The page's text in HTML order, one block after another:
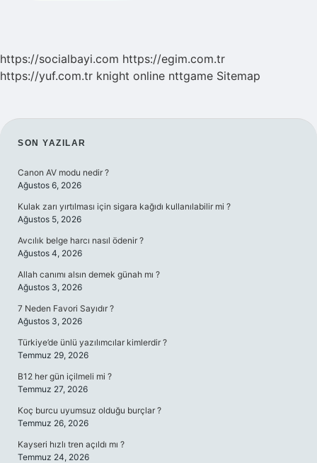
https://socialbayi.com https://egim.com.tr
https://yuf.com.tr knight online nttgame Sitemap
SIDEBAR
SON YAZILAR
Canon AV modu nedir ?
Ağustos 6, 2026
Kulak zarı yırtılması için sigara kağıdı kullanılabilir mi ?
Ağustos 5, 2026
Avcılık belge harcı nasıl ödenir ?
Ağustos 4, 2026
Allah canımı alsın demek günah mı ?
Ağustos 3, 2026
7 Neden Favori Sayıdır ?
Ağustos 3, 2026
Türkiye’de ünlü yazılımcılar kimlerdir ?
Temmuz 29, 2026
B12 her gün içilmeli mi ?
Temmuz 27, 2026
Koç burcu uyumsuz olduğu burçlar ?
Temmuz 26, 2026
Kayseri hızlı tren açıldı mı ?
Temmuz 24, 2026